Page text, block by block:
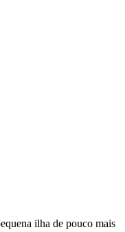
ilha de pouco mais